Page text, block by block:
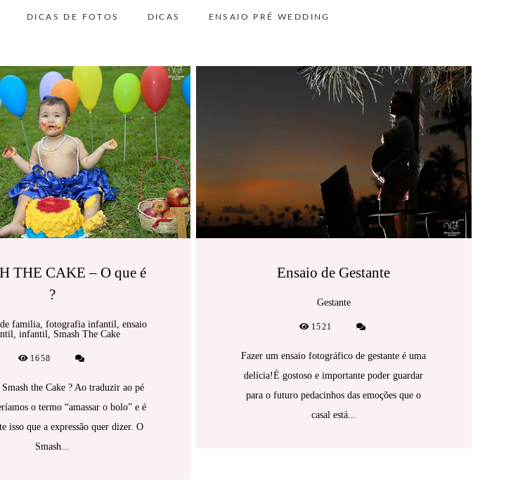
DICAS DE FOTOS DICAS ENSAIO PRÉ WEDDING
THE CAKE – O que é
?
familia, fotografia infantil, ensaio
infantil, Smash The Cake
1658
the Cake ? Ao traduzir ao pé
o termo “amassar o bolo” e é
isso que a expressão quer dizer. O
Smash...
Ensaio de Gestante
Gestante
1521
Fazer um ensaio fotográfico de gestante é uma
delícia!É gostoso e importante poder guardar
para o futuro pedacinhos das emoções que o
casal está...